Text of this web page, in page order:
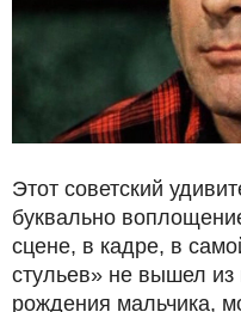
Этот советский
буквально
сцене, в кадре, в
стульев» не вышел из
рождения мальчика,